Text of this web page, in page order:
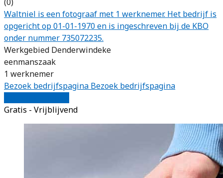
Waltniel is een fotograaf met 1 werknemer. Het bedrijf is
opgericht op 01-01-1970 en is ingeschreven bij de KBO
onder nummer 735072235.
Werkgebied Denderwindeke
eenmanszaak
1 werknemer
Bezoek bedrijfspagina Bezoek bedrijfspagina
Gratis - Vrijblijvend